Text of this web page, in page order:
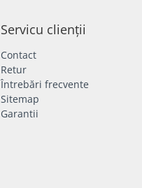
Servicu clienții
Contact
Retur
Întrebări frecvente
Sitemap
Garantii